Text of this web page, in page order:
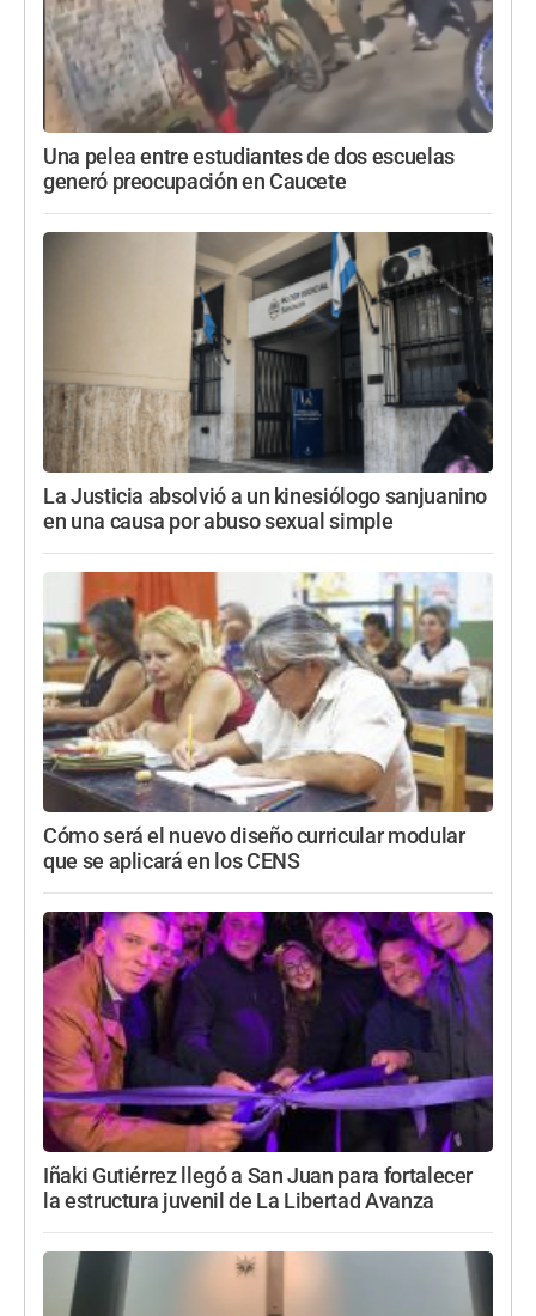
Una pelea entre estudiantes de dos escuelas
generó preocupación en Caucete
La Justicia absolvió a un kinesiólogo sanjuanino
en una causa por abuso sexual simple
Cómo será el nuevo diseño curricular modular
que se aplicará en los CENS
Iñaki Gutiérrez llegó a San Juan para fortalecer
la estructura juvenil de La Libertad Avanza